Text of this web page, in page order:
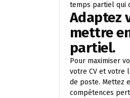
temps partiel qui
Adaptez
mettre
partiel.
Pour maximiser
votre CV et votre
de poste. Mettez
compétences